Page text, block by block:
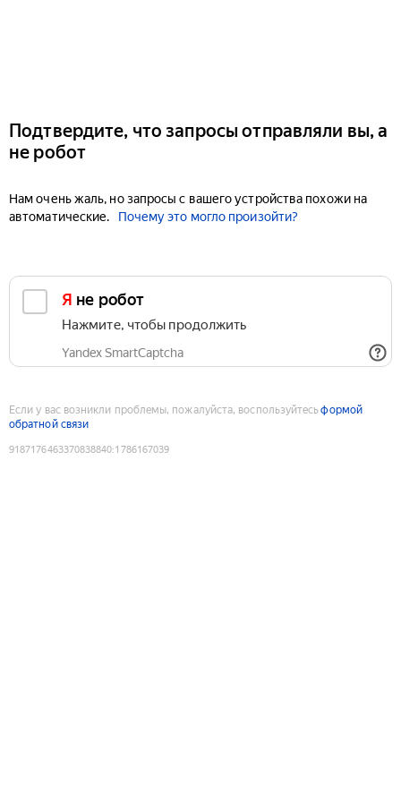
Подтвердите, что запросы отправляли вы, а
не робот
Нам очень жаль, но запросы с вашего устройства похожи на
автоматические.
Почему это могло произойти?
Я не робот
Нажмите, чтобы продолжить
Yandex SmartCaptcha
Если у вас возникли проблемы, пожалуйста, воспользуйтесьформой
обратной связи
9187176463370838840:1786167039